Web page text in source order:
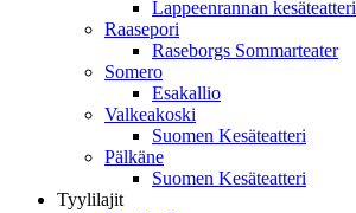
Lappeenrannan kesäteatteri
Raasepori
Raseborgs Sommarteater
Somero
Esakallio
Valkeakoski
Suomen Kesäteatteri
Pälkäne
Suomen Kesäteatteri
Tyylilajit